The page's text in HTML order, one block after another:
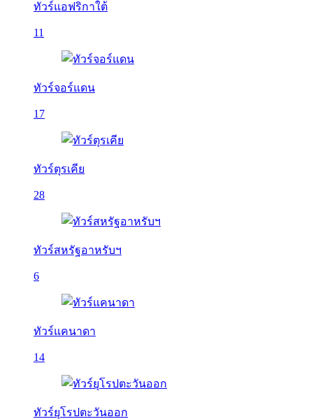
ทัวร์แอฟริกาใต้
11
ทัวร์จอร์แดน
17
ทัวร์ตุรเคีย
28
ทัวร์สหรัฐอาหรับฯ
6
ทัวร์แคนาดา
14
ทัวร์ยุโรปตะวันออก